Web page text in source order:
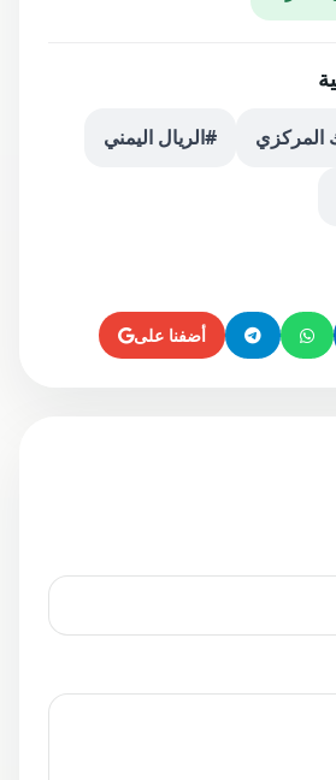
المركزي #الريال اليمني
أضفنا على